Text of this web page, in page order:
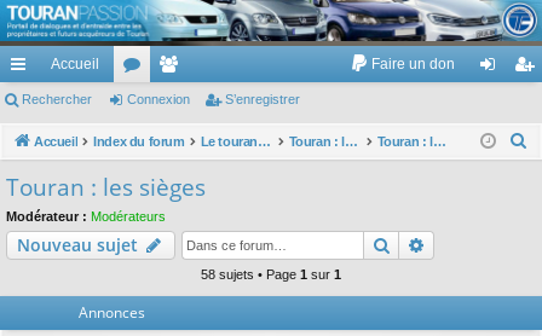
TouranPassion
Le forum des propriétaires ou futurs acquéreurs du Volkswagen Touran
cc
ès
pi
de
Accueil
or
u
e
m
Faire un don
ne nr
Rechercher Connexion S’enregistrer
Accueil Index du forum Le touran dans ses versions I (V1 V2 V3) et II ... Touran : les éléments et équipements extérieurs et intérieurs Touran : les sièges
c
Touran : les sièges
Modérateur : Modérateurs
Nouveau sujet Rechercher
58 sujets • Page 1 sur 1
Annonces